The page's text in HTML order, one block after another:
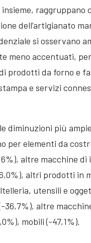
raggruppano
dell’artigianato
si osservano
meno accentuati,
prodotti da forno e
e servizi
diminuzioni più
per elementi da
altre macchine di
altri prodotti in
utensili e
36,7%), altre
mobili (-47,1%).